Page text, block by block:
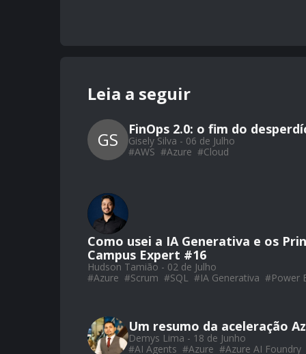
Leia a seguir
GS FinOps 2.0: o fim do
Gisely Silva - 06 de Julho
#AWS #Azure #Cloud
Como usei a IA Generativa e os
Campus Expert #16
Hudson Tamião - 02 de Julho
#Azure #Scrum #SQL #IA Generativa #Power
Um resumo da aceleração
Demys Lima - 18 de Junho
#AI Agents #Azure #Azure AI Foundry